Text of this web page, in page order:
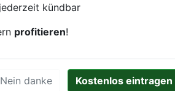
kündbar
profitieren!
Nein danke Kostenlos eintragen